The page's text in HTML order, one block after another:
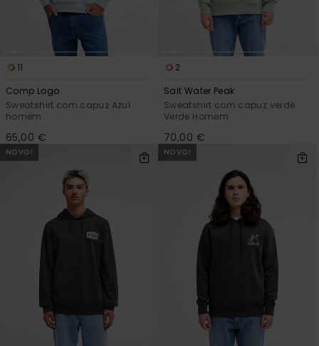
11
Comp Logo
Sweatshirt com capuz Azul
homem
65,00 €
2
Salt Water Peak
Sweatshirt com capuz verde
Verde Homem
70,00 €
NOVO! NOVO!